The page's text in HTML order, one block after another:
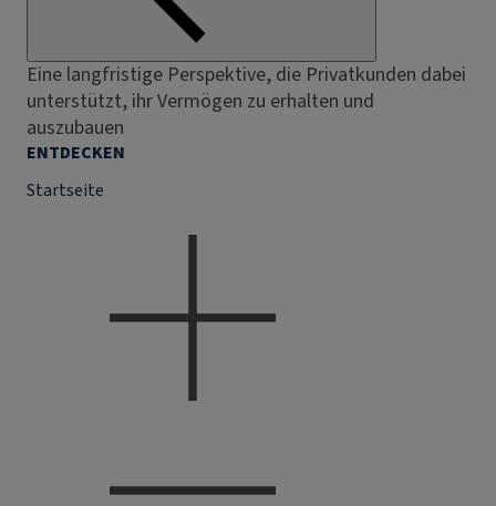
Eine langfristige Perspektive, die Privatkunden dabei
unterstützt, ihr Vermögen zu erhalten und
auszubauen
ENTDECKEN
Startseite